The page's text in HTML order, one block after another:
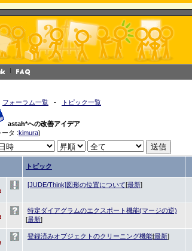
フォーラム一覧 - トピック一覧
astah*への改善アイデア
ータ :kimura)
トピック
[JUDE/Think]図形の位置について[最新]
特定ダイアグラムのエクスポート機能(マージの逆)
[最新]
登録済みオブジェクトのクリーニング機能[最新]